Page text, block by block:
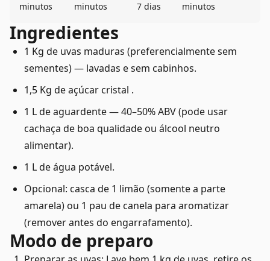
minutos
minutos
7 dias
minutos
Ingredientes
1 Kg de uvas maduras (preferencialmente sem
sementes) — lavadas e sem cabinhos.
1,5 Kg de açúcar cristal .
1 L de aguardente — 40–50% ABV (pode usar
cachaça de boa qualidade ou álcool neutro
alimentar).
1 L de água potável.
Opcional: casca de 1 limão (somente a parte
amarela) ou 1 pau de canela para aromatizar
(remover antes do engarrafamento).
Modo de preparo